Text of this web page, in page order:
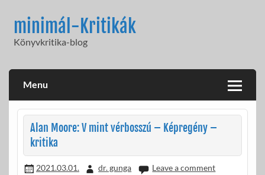
contentminimál-Kritikák
Könyvkritika-blog
Menu
Alan Moore: V mint vérbosszú – Képregény –
kritika
2021.03.01. dr. gunga Leave a comment